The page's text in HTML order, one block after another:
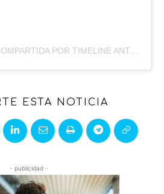
UNA PUBLICACIÓN COMPARTIDA POR TIMELINE ANTOFAGASTA (@TLANTOFAGASTA)
ESTA NOTICIA
- publicidad -